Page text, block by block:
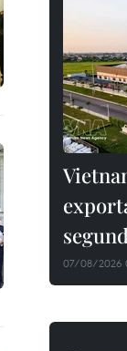
07/08/2026